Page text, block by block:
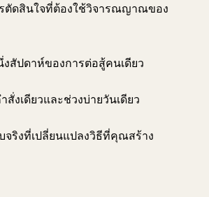
ตัดสินใจที่ต้องใช้วิจารณญาณของ
งสัปดาห์ของการต่อสู้คนเดียว
งเดียวและช่วงบ่ายวันเดียว
จริงที่เปลี่ยนแปลงวิธีที่คุณสร้าง